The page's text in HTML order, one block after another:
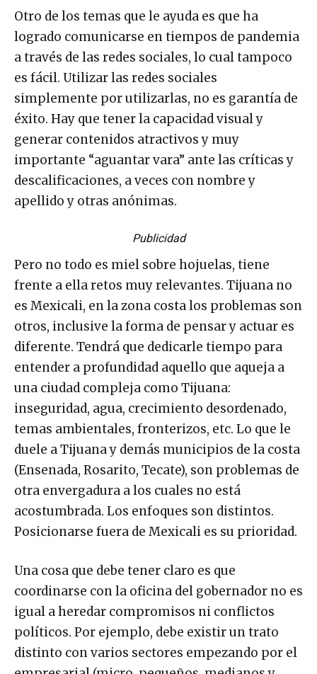
Otro de los temas que le ayuda es que ha
logrado comunicarse en tiempos de pandemia
a través de las redes sociales, lo cual tampoco
es fácil. Utilizar las redes sociales
simplemente por utilizarlas, no es garantía de
éxito. Hay que tener la capacidad visual y
generar contenidos atractivos y muy
importante “aguantar vara” ante las críticas y
descalificaciones, a veces con nombre y
apellido y otras anónimas.
Publicidad
Pero no todo es miel sobre hojuelas, tiene
frente a ella retos muy relevantes. Tijuana no
es Mexicali, en la zona costa los problemas son
otros, inclusive la forma de pensar y actuar es
diferente. Tendrá que dedicarle tiempo para
entender a profundidad aquello que aqueja a
una ciudad compleja como Tijuana:
inseguridad, agua, crecimiento desordenado,
temas ambientales, fronterizos, etc. Lo que le
duele a Tijuana y demás municipios de la costa
(Ensenada, Rosarito, Tecate), son problemas de
otra envergadura a los cuales no está
acostumbrada. Los enfoques son distintos.
Posicionarse fuera de Mexicali es su prioridad.
Una cosa que debe tener claro es que
coordinarse con la oficina del gobernador no es
igual a heredar compromisos ni conflictos
políticos. Por ejemplo, debe existir un trato
distinto con varios sectores empezando por el